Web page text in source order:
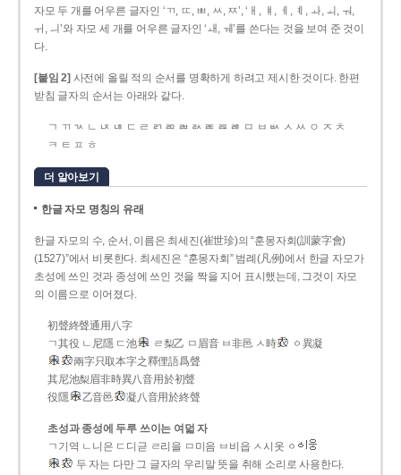
자모 두 개를 어우른 글자인 ‘ㄲ, ㄸ, ㅃ, ㅆ, ㅉ’, ‘ㅐ, ㅒ, ㅔ, ㅖ, ㅘ, ㅚ, ㅝ,
ㅟ, ㅢ’와 자모 세 개를 어우른 글자인 ‘ㅙ, ㅞ’를 쓴다는 것을 보여 준 것이
다.
[붙임 2] 사전에 올릴 적의 순서를 명확하게 하려고 제시한 것이다. 한편
받침 글자의 순서는 아래와 같다.
ㄱ ㄲ ㄳ ㄴ ㄵ ㄶ ㄷ ㄹ ㄺ ㄻ ㄼ ㄽ ㄾ ㄿ ㅀ ㅁ ㅂ ㅄ ㅅ ㅆ ㅇ ㅈ ㅊ
ㅋ ㅌ ㅍ ㅎ
더 알아보기
한글 자모 명칭의 유래
한글 자모의 수, 순서, 이름은 최세진(崔世珍)의 “훈몽자회(訓蒙字會)
(1527)”에서 비롯한다. 최세진은 “훈몽자회” 범례(凡例)에서 한글 자모가
초성에 쓰인 것과 종성에 쓰인 것을 짝을 지어 표시했는데, 그것이 자모
의 이름으로 이어졌다.
初聲終聲通用八字
ㄱ其役 ㄴ尼隱 ㄷ池
ㄹ梨乙 ㅁ眉音 ㅂ非邑 ㅅ時
ㆁ異凝
兩字只取本字之釋俚語爲聲
其尼池梨眉非時異八音用於初聲
役隱
乙音邑 凝八音用於終聲
초성과 종성에 두루 쓰이는 여덟 자
ㄱ기역 ㄴ니은 ㄷ디귿 ㄹ리을 ㅁ미음 ㅂ비읍 ㅅ시옷 ㆁ
두 자는 다만 그 글자의 우리말 뜻을 취해 소리로 사용한다.